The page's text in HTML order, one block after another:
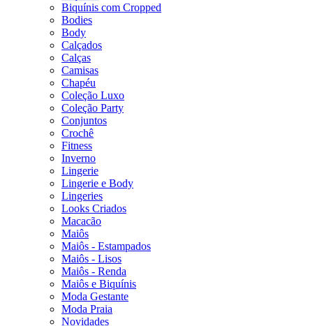
Biquínis com Cropped
Bodies
Body
Calçados
Calças
Camisas
Chapéu
Coleção Luxo
Coleção Party
Conjuntos
Crochê
Fitness
Inverno
Lingerie
Lingerie e Body
Lingeries
Looks Criados
Macacão
Maiôs
Maiôs - Estampados
Maiôs - Lisos
Maiôs - Renda
Maiôs e Biquínis
Moda Gestante
Moda Praia
Novidades